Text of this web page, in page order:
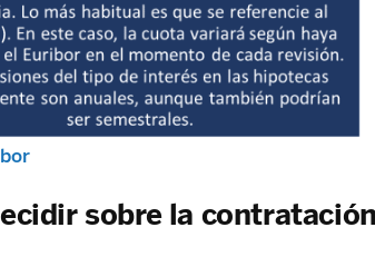
sobre la